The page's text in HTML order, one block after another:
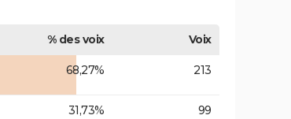
% des voix
Voix
68,27% 213
31,73% 99